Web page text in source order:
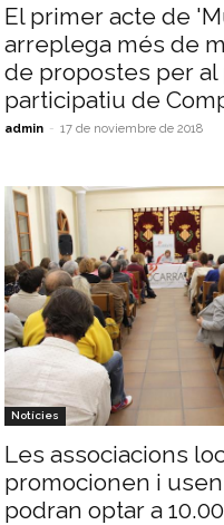
El primer acte de
arreplega més de
de propostes per al
participatiu de
admin - 17 de noviembre de 2018
Notícies
Les associacions
promocionen i
podran optar a